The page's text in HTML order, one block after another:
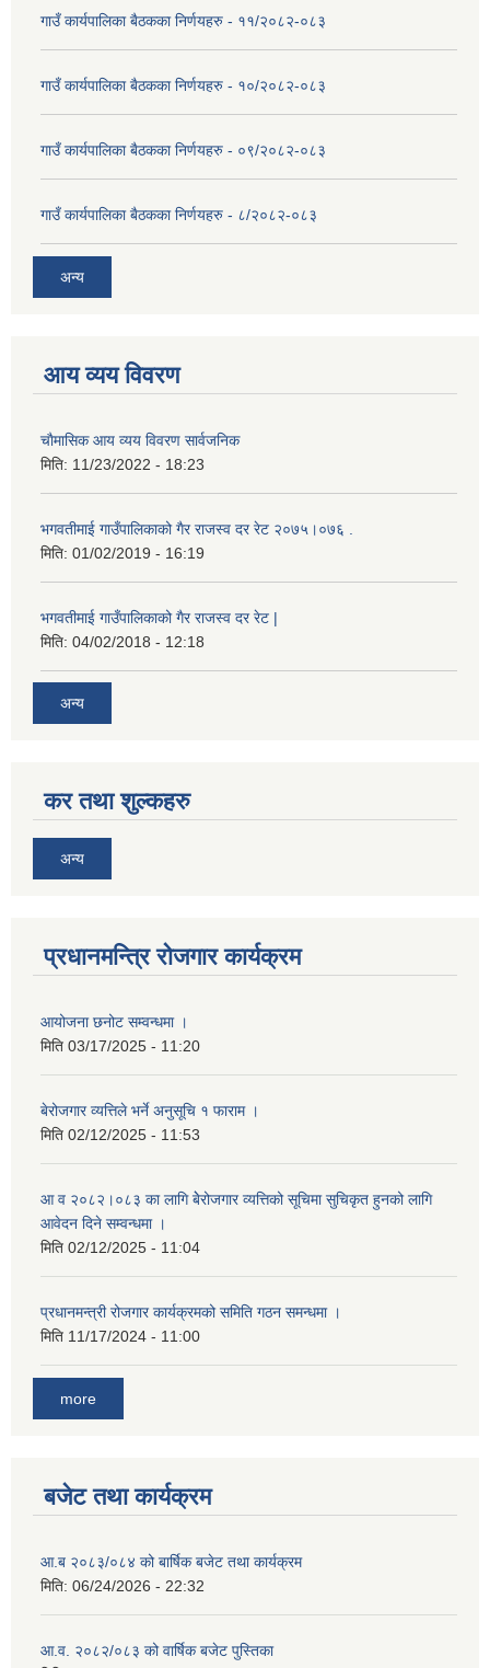
गाउँ कार्यपालिका बैठकका निर्णयहरु - ११/२०८२-०८३
गाउँ कार्यपालिका बैठकका निर्णयहरु - १०/२०८२-०८३
गाउँ कार्यपालिका बैठकका निर्णयहरु - ०९/२०८२-०८३
गाउँ कार्यपालिका बैठकका निर्णयहरु - ८/२०८२-०८३
अन्य
आय व्यय विवरण
चाैमासिक आय व्यय विवरण सार्वजनिक
मिति: 11/23/2022 - 18:23
भगवतीमाई गाउँपालिकाको गैर राजस्व दर रेट २०७५।०७६ .
मिति: 01/02/2019 - 16:19
भगवतीमाई गाउँपालिकाको गैर राजस्व दर रेट |
मिति: 04/02/2018 - 12:18
अन्य
कर तथा शुल्कहरु
अन्य
प्रधानमन्त्रि रोजगार कार्यक्रम
आयोजना छनोट सम्वन्धमा ।
मिति 03/17/2025 - 11:20
बेरोजगार व्यत्तिले भर्ने अनुसूचि १ फाराम ।
मिति 02/12/2025 - 11:53
आ व २०८२।०८३ का लागि बेेरोजगार व्यत्तिको सूचिमा सुचिकृत हुनको लागि
आवेदन दिने सम्वन्धमा ।
मिति 02/12/2025 - 11:04
प्रधानमन्त्री रोजगार कार्यक्रमको समिति गठन समन्धमा ।
मिति 11/17/2024 - 11:00
more
बजेट तथा कार्यक्रम
आ.ब २०८३/०८४ को बार्षिक बजेट तथा कार्यक्रम
मिति: 06/24/2026 - 22:32
आ.व. २०८२/०८३ को वार्षिक बजेट पुस्तिका